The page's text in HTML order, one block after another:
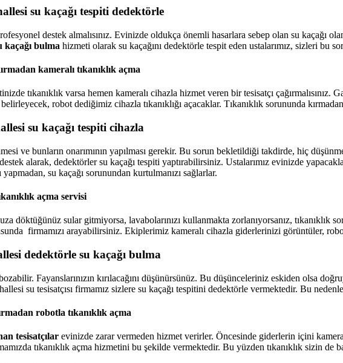
su kaçağı tespiti dedektörle
destek almalısınız. Evinizde oldukça önemli hasarlara sebep olan su kaçağı
kaçağı bulma hizmeti olarak su kaçağını dedektörle tespit eden ustalarımız, sizleri bu
kameralı tıkanıklık açma
tıkanıklık varsa hemen kameralı cihazla hizmet veren bir tesisatçı çağırmalısınız.
robot dediğimiz cihazla tıkanıklığı açacaklar. Tıkanıklık sorununda
su kaçağı tespiti cihazla
ve bunların onarımının yapılması gerekir. Bu sorun bekletildiği takdirde, hiç
alarak, dedektörler su kaçağı tespiti yaptırabilirsiniz. Ustalarımız evinizde
yapmadan, su kaçağı sorunundan kurtulmanızı sağlarlar.
açma servisi
döktüğünüz sular gitmiyorsa, lavabolarınızı kullanmakta zorlanıyorsanız, tıkanıklık
firmamızı arayabilirsiniz. Ekiplerimiz kameralı cihazla giderlerinizi görüntüler,
dedektörle su kaçağı bulma
Fayanslarınızın kırılacağını düşünürsünüz. Bu düşünceleriniz eskiden olsa
su tesisatçısı firmamız sizlere su kaçağı tespitini dedektörle vermektedir. Bu
robotla tıkanıklık açma
tesisatçılar evinizde zarar vermeden hizmet verirler. Öncesinde giderlerin içini
tıkanıklık açma hizmetini bu şekilde vermektedir. Bu yüzden tıkanıklık sizin de